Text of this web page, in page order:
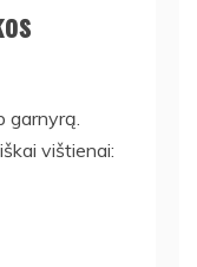
garnyrą.
vištienai: